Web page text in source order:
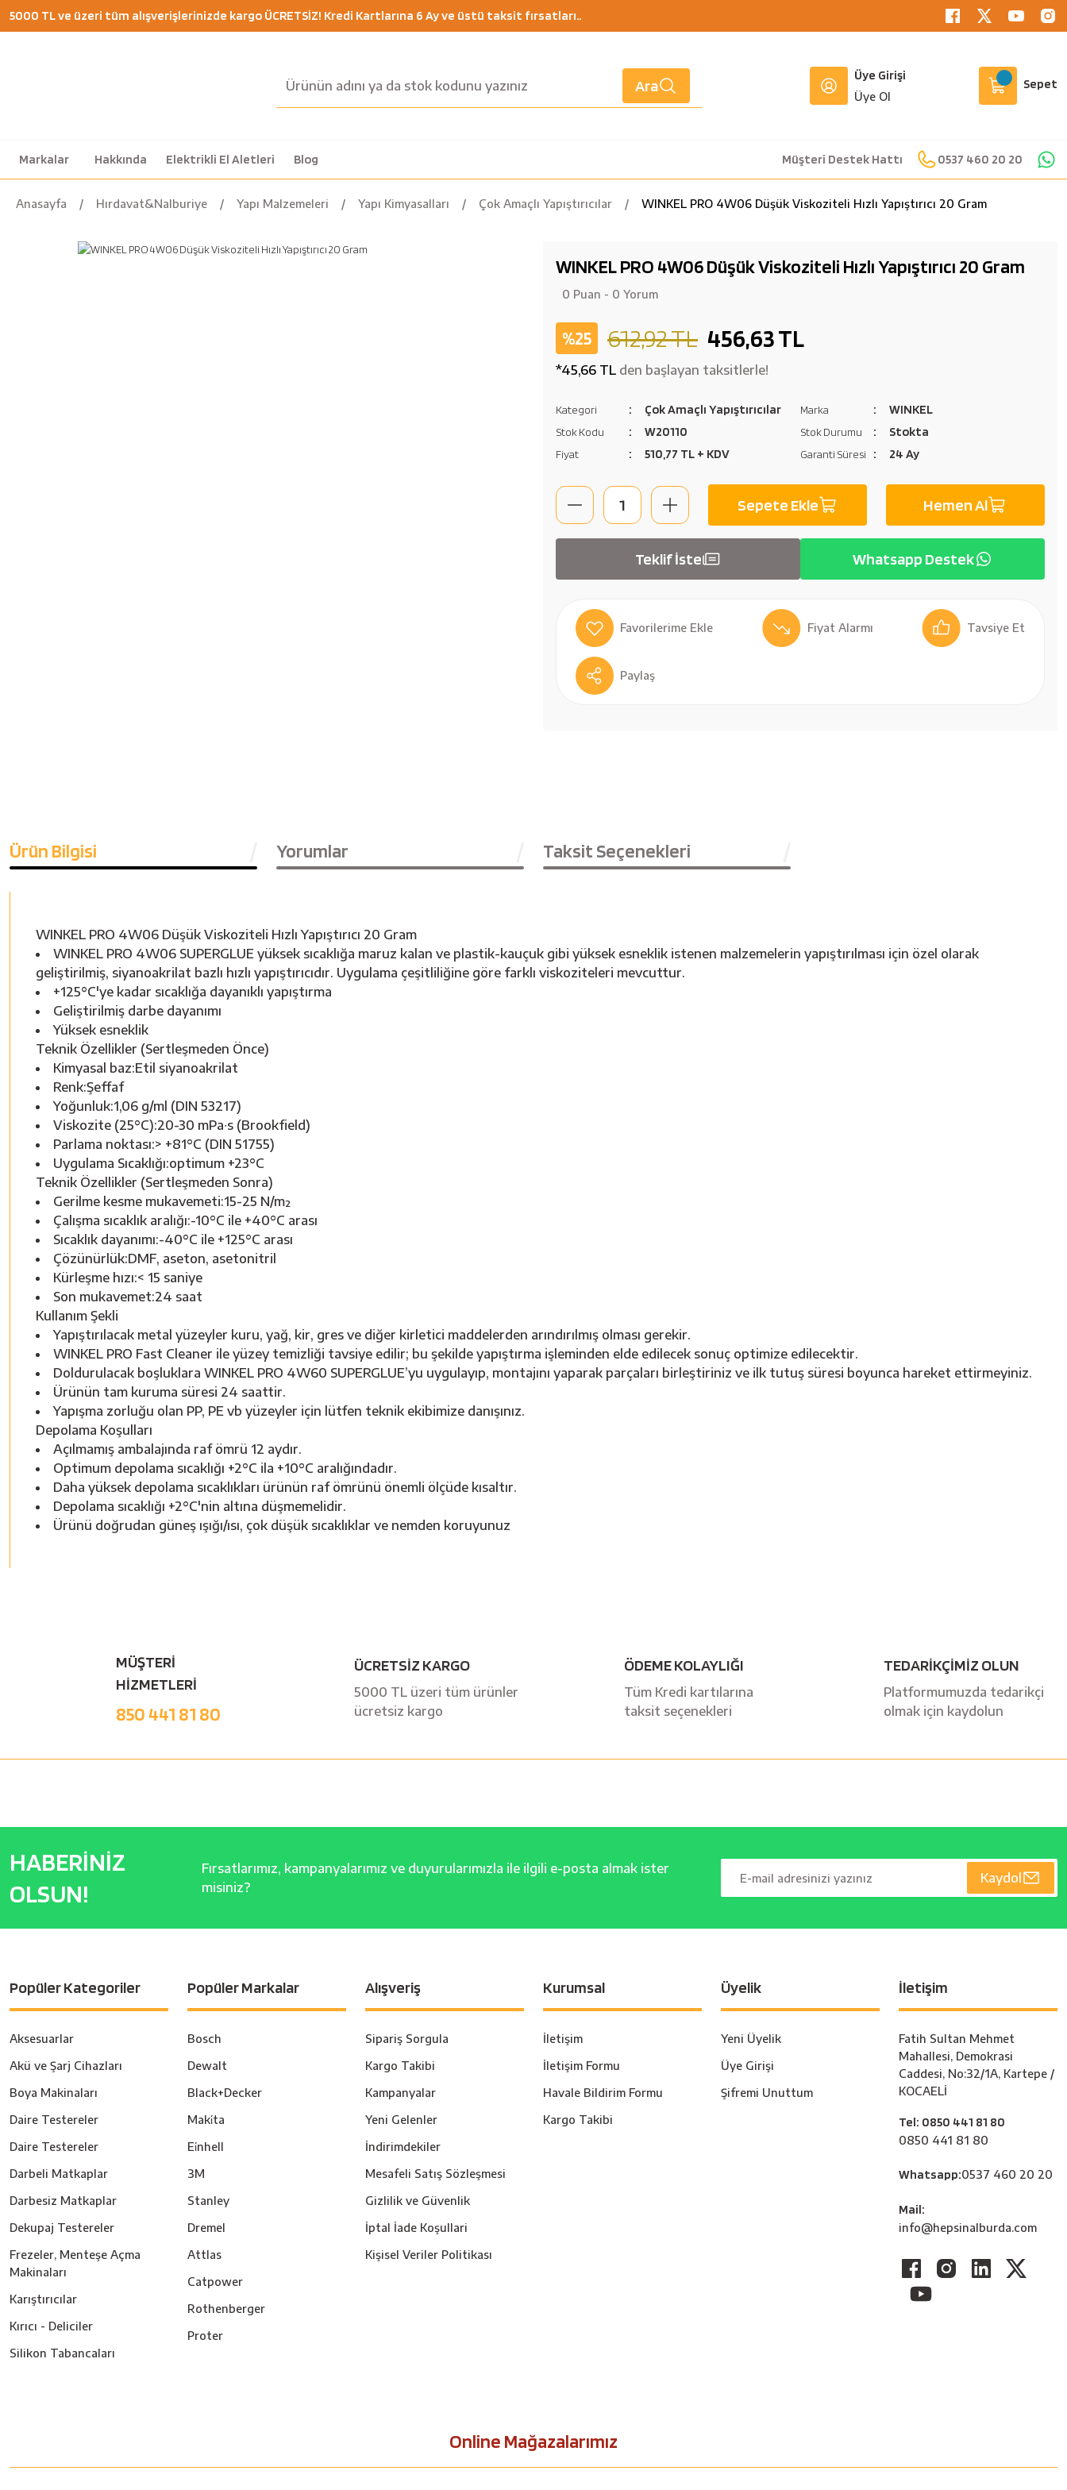
5000 TL ve üzeri tüm alışverişlerinizde kargo ÜCRETSİZ! Kredi Kartlarına 6 Ay ve üstü taksit fırsatları..
Ara
Üye Girişi
Üye Ol
Sepet
Markalar Hakkında Elektrikli El Aletleri Blog Müşteri Destek Hattı 0537 460 20 20
Anasayfa Hırdavat&Nalburiye Yapı Malzemeleri Yapı Kimyasalları Çok Amaçlı Yapıştırıcılar WINKEL PRO 4W06 Düşük Viskoziteli Hızlı Yapıştırıcı 20 Gram
WINKEL PRO 4W06 Düşük Viskoziteli Hızlı Yapıştırıcı 20 Gram
0 Puan - 0 Yorum
%25 612,92 TL 456,63 TL
*45,66 TL den başlayan taksitlerle!
Kategori Çok Amaçlı Yapıştırıcılar Marka WINKEL
Stok Kodu W20110 Stok Durumu Stokta
Fiyat 510,77 TL + KDV Garanti Süresi 24 Ay
Sepete Ekle Hemen Al
Teklif İste Whatsapp Destek
Fiyat Alarmı Tavsiye Et
Paylaş
Ürün Bilgisi Yorumlar Taksit Seçenekleri
WINKEL PRO 4W06 Düşük Viskoziteli Hızlı Yapıştırıcı 20 Gram
WINKEL PRO 4W06 SUPERGLUE yüksek sıcaklığa maruz kalan ve plastik-kauçuk gibi yüksek esneklik istenen malzemelerin yapıştırılması için özel olarak
geliştirilmiş, siyanoakrilat bazlı hızlı yapıştırıcıdır. Uygulama çeşitliliğine göre farklı viskoziteleri mevcuttur.
+125°C'ye kadar sıcaklığa dayanıklı yapıştırma
Geliştirilmiş darbe dayanımı
Yüksek esneklik
Teknik Özellikler (Sertleşmeden Önce)
Kimyasal baz:Etil siyanoakrilat
Renk:Şeffaf
Yoğunluk:1,06 g/ml (DIN 53217)
Viskozite (25°C):20-30 mPa∙s (Brookfield)
Parlama noktası:> +81°C (DIN 51755)
Uygulama Sıcaklığı:optimum +23°C
Teknik Özellikler (Sertleşmeden Sonra)
Gerilme kesme mukavemeti:15-25 N/m²
Çalışma sıcaklık aralığı:-10°C ile +40°C arası
Sıcaklık dayanımı:-40°C ile +125°C arası
Çözünürlük:DMF, aseton, asetonitril
Kürleşme hızı:< 15 saniye
Son mukavemet:24 saat
Kullanım Şekli
Yapıştırılacak metal yüzeyler kuru, yağ, kir, gres ve diğer kirletici maddelerden arındırılmış olması gerekir.
WINKEL PRO Fast Cleaner ile yüzey temizliği tavsiye edilir; bu şekilde yapıştırma işleminden elde edilecek sonuç optimize edilecektir.
Doldurulacak boşluklara WINKEL PRO 4W60 SUPERGLUE’yu uygulayıp, montajını yaparak parçaları birleştiriniz ve ilk tutuş süresi boyunca hareket ettirmeyiniz.
Ürünün tam kuruma süresi 24 saattir.
Yapışma zorluğu olan PP, PE vb yüzeyler için lütfen teknik ekibimize danışınız.
Depolama Koşulları
Açılmamış ambalajında raf ömrü 12 aydır.
Optimum depolama sıcaklığı +2°C ila +10°C aralığındadır.
Daha yüksek depolama sıcaklıkları ürünün raf ömrünü önemli ölçüde kısaltır.
Depolama sıcaklığı +2°C'nin altına düşmemelidir.
Ürünü doğrudan güneş ışığı/ısı, çok düşük sıcaklıklar ve nemden koruyunuz
MÜŞTERİ
HİZMETLERİ
850 441 81 80
ÜCRETSİZ KARGO
5000 TL üzeri tüm ürünler
ücretsiz kargo
ÖDEME KOLAYLIĞI
Tüm Kredi kartılarına
taksit seçenekleri
TEDARİKÇİMİZ OLUN
Platformumuzda tedarikçi
olmak için kaydolun
HABERİNİZ
OLSUN!
Fırsatlarımız, kampanyalarımız ve duyurularımızla ile ilgili e-posta almak ister
misiniz?
Kaydol
Popüler Kategoriler
Aksesuarlar
Akü ve Şarj Cihazları
Boya Makinaları
Daire Testereler
Daire Testereler
Darbeli Matkaplar
Darbesiz Matkaplar
Dekupaj Testereler
Frezeler, Menteşe Açma
Makinaları
Karıştırıcılar
Kırıcı - Deliciler
Silikon Tabancaları
Popüler Markalar
Bosch
Dewalt
Black+Decker
Maki̇ta
Ei̇nhell
3M
Stanley
Dremel
Attlas
Catpower
Rothenberger
Proter
Alışveriş
Sipariş Sorgula
Kargo Takibi
Kampanyalar
Yeni Gelenler
İndirimdekiler
Mesafeli Satış Sözleşmesi
Gizlilik ve Güvenlik
İptal İade Koşullari
Kişisel Veriler Politikası
Kurumsal
İletişim
İletişim Formu
Havale Bildirim Formu
Kargo Takibi
Üyelik
Yeni Üyelik
Üye Girişi
Şifremi Unuttum
İletişim
Fatih Sultan Mehmet
Mahallesi, Demokrasi
Caddesi, No:32/1A, Kartepe /
KOCAELİ
Tel: 0850 441 81 80
0850 441 81 80
Whatsapp:0537 460 20 20
Mail:
info@hepsinalburda.com
Online Mağazalarımız